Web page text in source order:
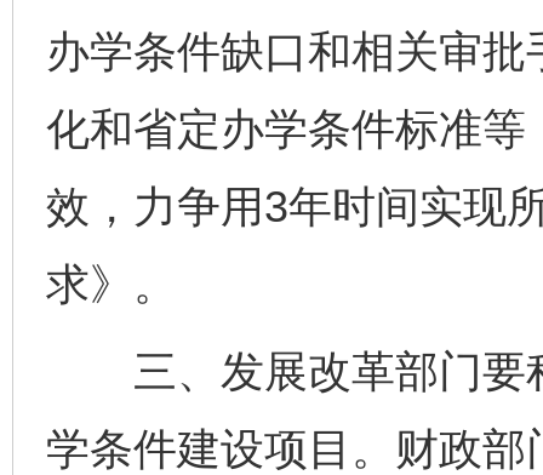
办学条件缺口和相关审
化和省定办学条件标准
效，力争用3年时间实现
求》。
三、发展改革部门要
学条件建设项目。财政